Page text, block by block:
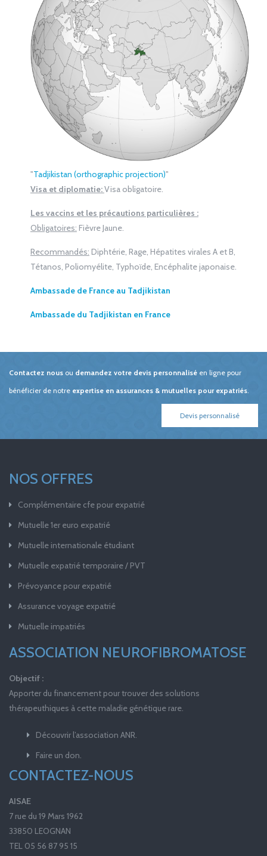
"Tadjikistan (orthographic projection)"
Visa et diplomatie:Visa obligatoire.
Les vaccins et les précautions particulières :
Obligatoires: Fièvre Jaune.
Recommandés: Diphtérie, Rage, Hépatites virales A et B,
Tétanos, Poliomyélite, Typhoïde, Encéphalite japonaise.
Ambassade de France au Tadjikistan
Ambassade du Tadjikistan en France
Contactez nous ou demandez votre devis personnalisé en ligne pour
bénéficier de notre expertise en assurances & mutuelles pour expatriés.
Devis personnalisé
NOS OFFRES
Complémentaire cfe pour expatrié
Mutuelle 1er euro expatrié
Mutuelle internationale étudiant
Mutuelle expatrié temporaire / PVT
Prévoyance pour expatrié
Assurance voyage expatrié
Mutuelle impatriés
ASSOCIATION NEUROFIBROMATOSE
Objectif :
Apporter du financement pour trouver des solutions
thérapeuthiques à cette maladie génétique rare.
Découvrir l’association ANR.
Faire un don.
CONTACTEZ-NOUS
AISAE
7 rue du 19 Mars 1962
33850 LEOGNAN
TEL 05 56 87 95 15